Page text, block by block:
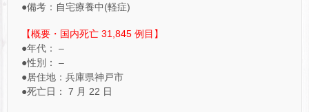
●備考：自宅療養中(軽症)
【概要・国内死亡 31,845 例目】
●年代： –
●性別： –
●居住地：兵庫県神戸市
●死亡日： 7 月 22 日